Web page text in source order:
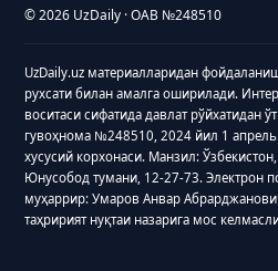
© 2026 UzDaily · ОАВ №248510
UzDaily.uz материалларидан
рухсати билан амалга оширилади.
воситаси сифатида давлат рўйхатидан
гувоҳнома №248510, 2024 йил 1
хусусий корхонаси. Манзил:
Юнусобод тумани, 12-27-73. Электрон
муҳаррир: Умаров Анвар
таҳририят нуқтаи назарига мос